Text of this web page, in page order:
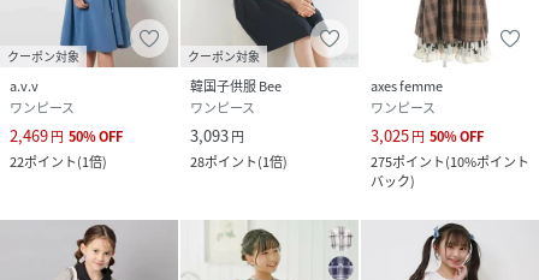
クーポン対象
a.v.v
ワンピース
2,469円 50%OFF
22ポイント(1倍)
クーポン対象
韓国子供服 Bee
ワンピース
3,093円
28ポイント(1倍)
axes femme
ワンピース
3,025円 50%OFF
275ポイント(10%ポイント
バック)